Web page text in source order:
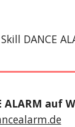
DANCE
ALARM auf